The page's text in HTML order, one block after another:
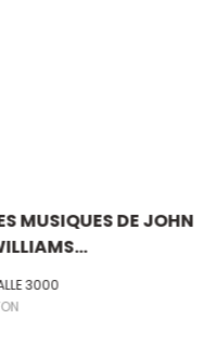
MUSIQUES DE JOHN
3000